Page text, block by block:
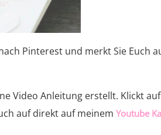
Pinterest und merkt Sie Euch
Video Anleitung erstellt. Klickt
auf direkt auf meinemYoutube